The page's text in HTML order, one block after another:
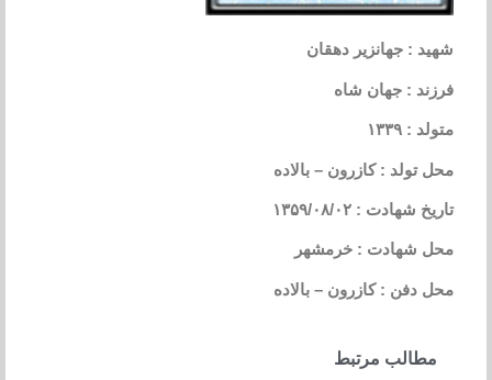
شهید : جهانزیر دهقان
فرزند : جهان شاه
متولد : ۱۳۳۹
محل تولد : کازرون – بالاده
تاریخ شهادت : ۱۳۵۹/۰۸/۰۲
محل شهادت : خرمشهر
محل دفن : کازرون – بالاده
مطالب مرتبط